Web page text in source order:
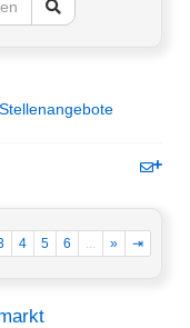
Stellenangebote
4 5 6 ... » ⇥